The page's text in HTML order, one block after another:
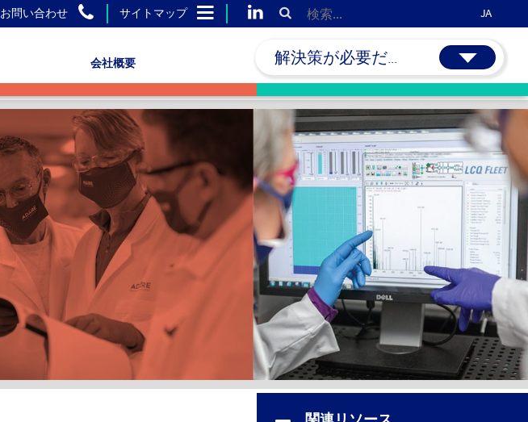
お問い合わせ サイトマップ JA
会社概要 解決策が必要だ...